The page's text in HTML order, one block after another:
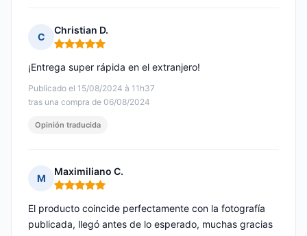
C
Christian D.
Nota: 5 de 5
Publicado el 15/08/2024 à 11h37
tras una compra de 06/08/2024
¡Entrega super rápida en el extranjero!
Opinión traducida
M
Maximiliano C.
Nota: 5 de 5
El producto coincide perfectamente con la fotografía
publicada, llegó antes de lo esperado, muchas gracias